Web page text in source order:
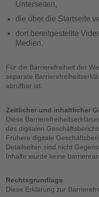
Unterseiten,
die über die Startseite
dort bereitgestellte
Medien.
Für die Barrierefreiheit der
separate
abrufbar ist.
Zeitlicher und inhaltlicher
Diese
des digitalen
Frühere digitale
Detailseiten sind nicht
Inhalte wurde keine
Rechtsgrundlage
Diese Erklärung zur